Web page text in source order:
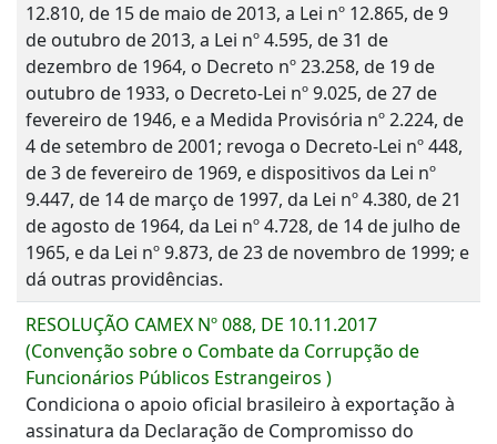
12.810, de 15 de maio de 2013, a Lei nº 12.865, de 9
de outubro de 2013, a Lei nº 4.595, de 31 de
dezembro de 1964, o Decreto nº 23.258, de 19 de
outubro de 1933, o Decreto-Lei nº 9.025, de 27 de
fevereiro de 1946, e a Medida Provisória nº 2.224, de
4 de setembro de 2001; revoga o Decreto-Lei nº 448,
de 3 de fevereiro de 1969, e dispositivos da Lei nº
9.447, de 14 de março de 1997, da Lei nº 4.380, de 21
de agosto de 1964, da Lei nº 4.728, de 14 de julho de
1965, e da Lei nº 9.873, de 23 de novembro de 1999; e
dá outras providências.
RESOLUÇÃO CAMEX Nº 088, DE 10.11.2017
(Convenção sobre o Combate da Corrupção de
Funcionários Públicos Estrangeiros )
Condiciona o apoio oficial brasileiro à exportação à
assinatura da Declaração de Compromisso do